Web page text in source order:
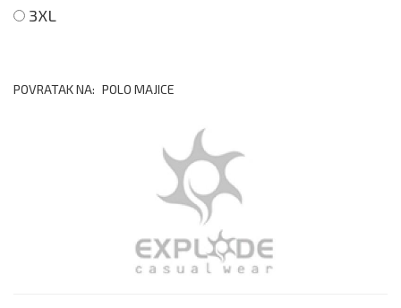
3XL
POVRATAK NA: POLO MAJICE